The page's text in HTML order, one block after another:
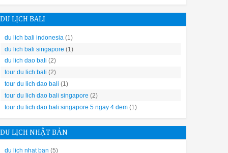
Cách lắp đặt máy rửa chén bát này như thế nào phụ thuộc
bạn rộng có thể thiết kế một đảo bếp giống với phong
rửa bát chung ổ với cách thiết bị điện có công suất lớn khác.
DU LỊCH BALI
du lich bali indonesia (1)
du lich bali singapore (1)
du lich dao bali (2)
tour du lich bali (2)
tour du lich dao bali (1)
tour du lich dao bali singapore (2)
tour du lich dao bali singapore 5 ngay 4 dem (1)
DU LỊCH NHẬT BẢN
du lich nhat ban (5)